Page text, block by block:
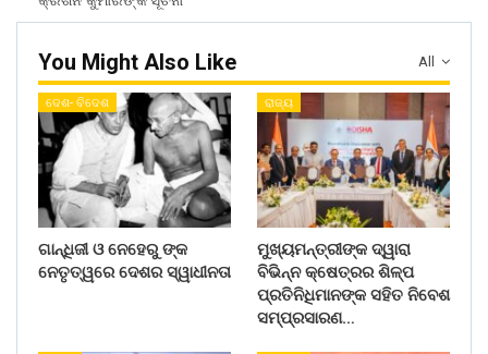
All
You Might Also Like
ଦେଶ- ବିଦେଶ
ଗାନ୍ଧିଜୀ ଓ ନେହେରୁ ଙ୍କ
ନେତୃତ୍ୱରେ ଦେଶର ସ୍ୱାଧୀନତା
ରାଜ୍ୟ
ମୁଖ୍ୟମନ୍ତ୍ରୀଙ୍କ ଦ୍ୱାରା
ବିଭିନ୍ନ କ୍ଷେତ୍ରର ଶିଳ୍ପ
ପ୍ରତିନିଧିମାନଙ୍କ ସହିତ ନିବେଶ
ସମ୍ପ୍ରସାରଣ…